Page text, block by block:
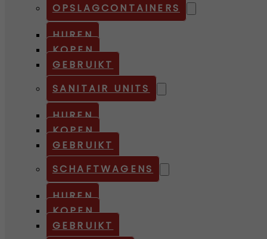
OPSLAGCONTAINERS
HUREN
KOPEN
GEBRUIKT
SANITAIR UNITS
HUREN
KOPEN
GEBRUIKT
SCHAFTWAGENS
HUREN
KOPEN
GEBRUIKT